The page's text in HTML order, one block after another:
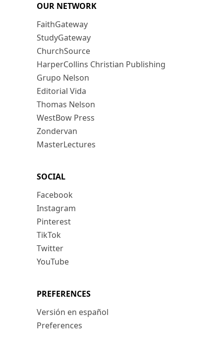
OUR NETWORK
FaithGateway
StudyGateway
ChurchSource
HarperCollins Christian Publishing
Grupo Nelson
Editorial Vida
Thomas Nelson
WestBow Press
Zondervan
MasterLectures
SOCIAL
Facebook
Instagram
Pinterest
TikTok
Twitter
YouTube
PREFERENCES
Versión en español
Preferences